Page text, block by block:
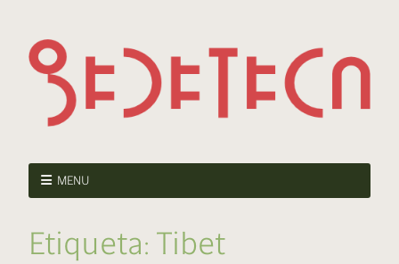
MENU
Etiqueta: Tibet